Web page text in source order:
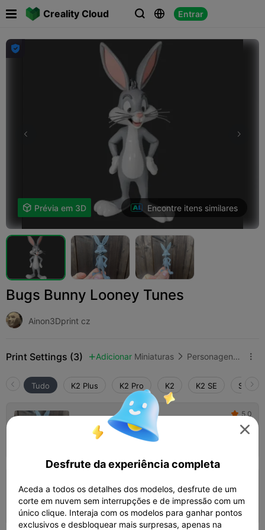
Creality Cloud   Entrar
 

 Prévia em 3D Encontre itens similares
Bugs Bunny Looney Tunes
Ainon3Dprint cz
Print Settings (3)  Adicionar Miniaturas  Personagens e Criaturas 
Tudo K2 Plus K2 Pro K2 K2 SE
0,2mm camada, 2 paredes, 15% de
preenchimento
Autor 55m 01s 
 5.0
0,2mm camada, 3 paredes, 15% de
preenchimento
 01h 01m  1 plates  9.12g

Desfrute da experiência completa
Aceda a todos os detalhes dos modelos, desfrute de um
corte em nuvem sem interrupções e de impressão com um
único clique. Interaja com os modelos para ganhar pontos
exclusivos e desbloquear mais surpresas, apenas na